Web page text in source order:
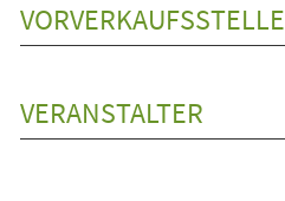
VORVERKAUFSSTELLE
VERANSTALTER